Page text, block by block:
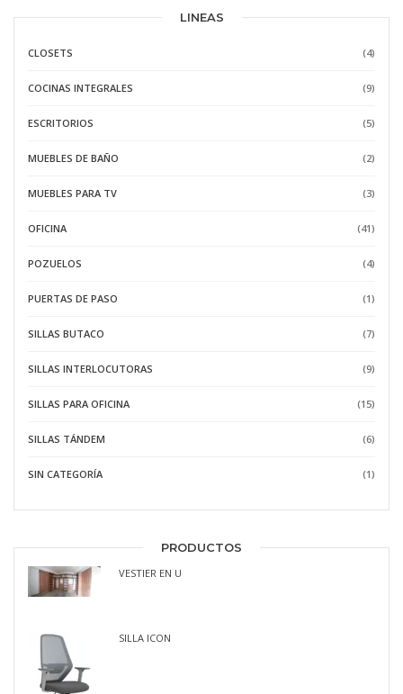
LINEAS
CLOSETS (4)
COCINAS INTEGRALES (9)
ESCRITORIOS (5)
MUEBLES DE BAÑO (2)
MUEBLES PARA TV (3)
OFICINA (41)
POZUELOS (4)
PUERTAS DE PASO (1)
SILLAS BUTACO (7)
SILLAS INTERLOCUTORAS (9)
SILLAS PARA OFICINA (15)
SILLAS TÁNDEM (6)
SIN CATEGORÍA (1)
PRODUCTOS
VESTIER EN U
SILLA ICON